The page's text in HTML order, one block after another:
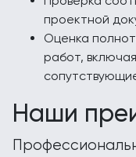
проектной
Оценка
работ,
Наши